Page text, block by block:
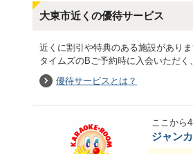
大東市近くの優待サービス
近くに割引や特典のある施設がありま
タイムズのBご予約時に入会いただ
優待サービスとは？
ここから
ジャン